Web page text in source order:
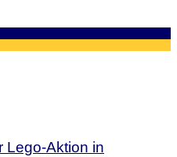
Lego-Aktion in